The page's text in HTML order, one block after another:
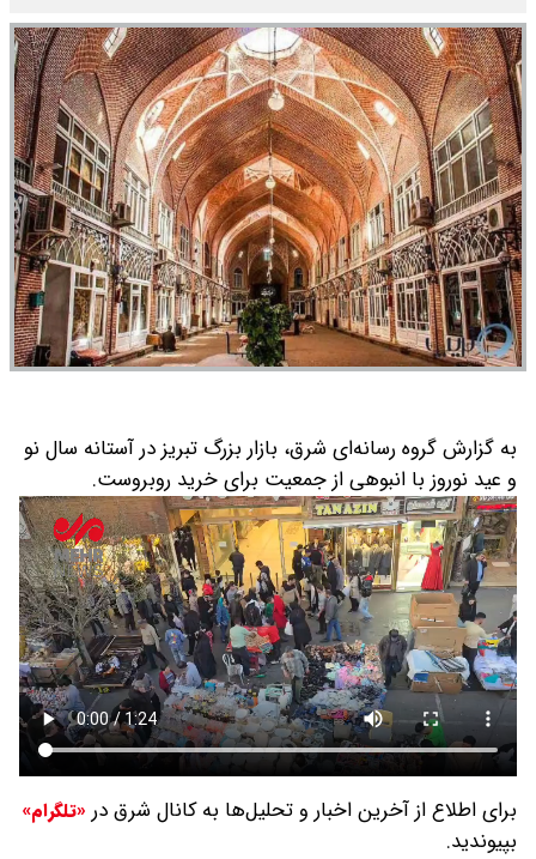
به گزارش گروه رسانه‌ای شرق، بازار بزرگ تبریز در آستانه سال نو
و عید نوروز با انبوهی از جمعیت برای خرید روبروست.
برای اطلاع از آخرین اخبار و تحلیل‌ها به کانال شرق در «تلگرام»
بپیوندید.